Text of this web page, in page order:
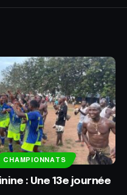
CHAMPIONNATS
: Une 13e journée